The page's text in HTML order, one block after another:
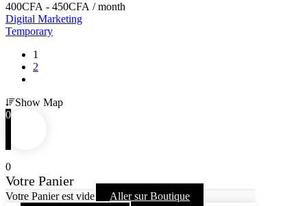
400CFA - 450CFA / month
Digital Marketing
Temporary
1
2
Show Map
0
0
Votre Panier
Votre Panier est vide Aller sur Boutique